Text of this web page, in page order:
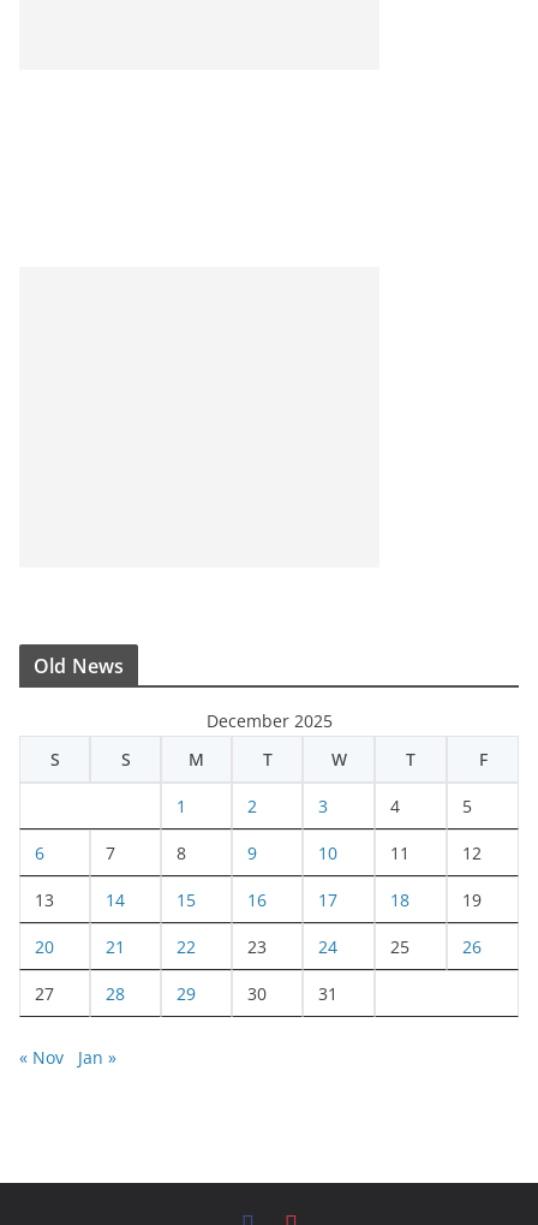
Old News
December 2025
S
S M T W T F
1 2 3 4 5
6 7 8 9 10 11 12
13 14 15 16 17 18 19
20 21 22 23 24 25 26
27 28 29 30 31
« Nov Jan »